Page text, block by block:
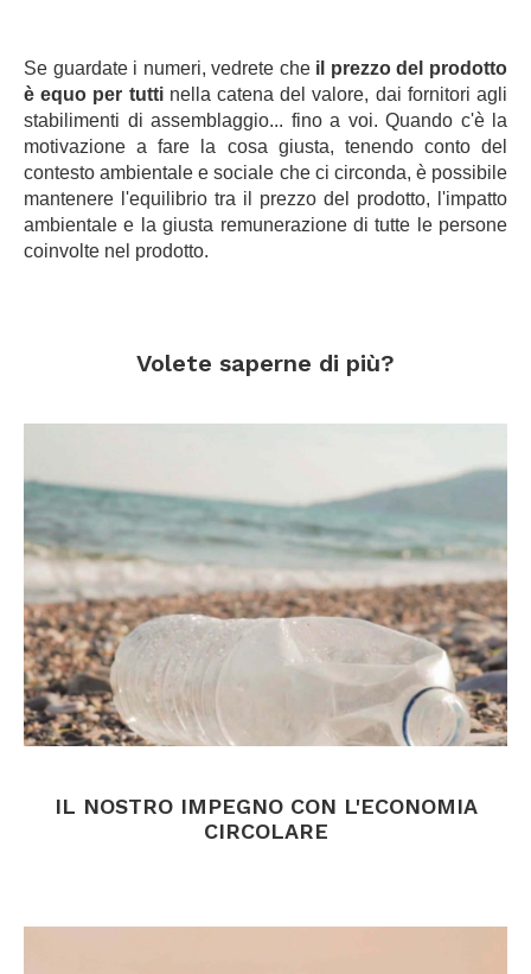
Se guardate i numeri, vedrete che il prezzo del prodotto
è equo per tuttinella catena del valore, dai fornitori agli
stabilimenti di assemblaggio... fino a voi. Quando c'è la
motivazione a fare la cosa giusta, tenendo conto del
contesto ambientale e sociale che ci circonda, è possibile
mantenere l'equilibrio tra il prezzo del prodotto, l'impatto
ambientale e la giusta remunerazione di tutte le persone
coinvolte nel prodotto.
Volete saperne di più?
IL NOSTRO IMPEGNO CON L'ECONOMIA
CIRCOLARE